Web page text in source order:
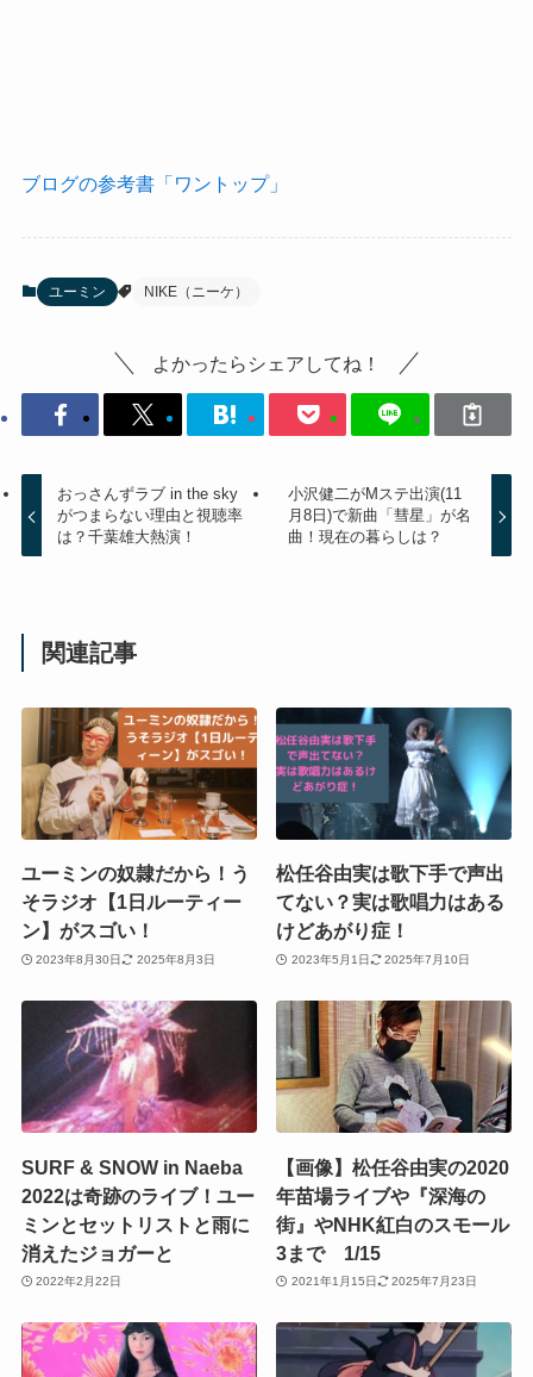
ブログの参考書「ワントップ」
ユーミン NIKE（ニーケ）
よかったらシェアしてね！
おっさんずラブ in the sky
がつまらない理由と視聴率
は？千葉雄大熱演！
小沢健二がMステ出演(11
月8日)で新曲「彗星」が名
曲！現在の暮らしは？
関連記事
ユーミンの奴隷だから！う
そラジオ【1日ルーティー
ン】がスゴい！
2023年8月30日 2025年8月3日
松任谷由実は歌下手で声出
てない？実は歌唱力はある
けどあがり症！
2023年5月1日 2025年7月10日
SURF & SNOW in Naeba
2022は奇跡のライブ！ユー
ミンとセットリストと雨に
消えたジョガーと
2022年2月22日
【画像】松任谷由実の2020
年苗場ライブや『深海の
街』やNHK紅白のスモール
3まで 1/15
2021年1月15日 2025年7月23日